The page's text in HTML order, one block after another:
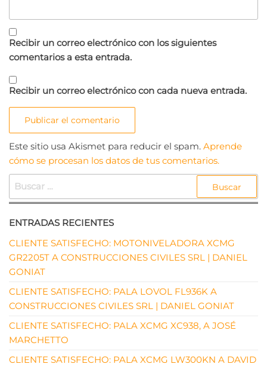
Recibir un correo electrónico con los siguientes
comentarios a esta entrada.
Recibir un correo electrónico con cada nueva entrada.
Este sitio usa Akismet para reducir el spam. Aprende
cómo se procesan los datos de tus comentarios.
ENTRADAS RECIENTES
CLIENTE SATISFECHO: MOTONIVELADORA XCMG
GR2205T A CONSTRUCCIONES CIVILES SRL | DANIEL
GONIAT
CLIENTE SATISFECHO: PALA LOVOL FL936K A
CONSTRUCCIONES CIVILES SRL | DANIEL GONIAT
CLIENTE SATISFECHO: PALA XCMG XC938, A JOSÉ
MARCHETTO
CLIENTE SATISFECHO: PALA XCMG LW300KN A DAVID